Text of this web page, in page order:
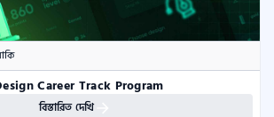
Career Track Program
বিস্তারিত দেখি